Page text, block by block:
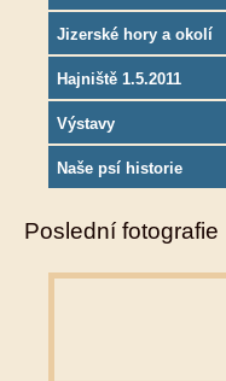
Jizerské hory a okolí
Hajniště 1.5.2011
Výstavy
Naše psí historie
Poslední fotografie